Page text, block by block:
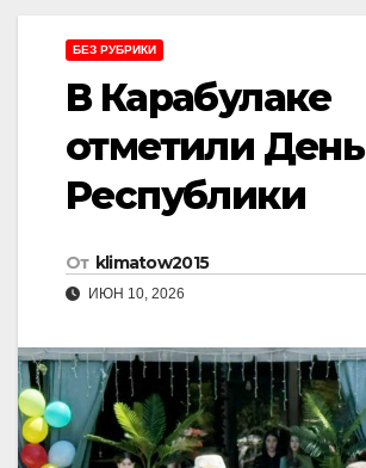
БЕЗ РУБРИКИ
В Карабулаке
отметили День
Республики
От klimatow2015
ИЮН 10, 2026